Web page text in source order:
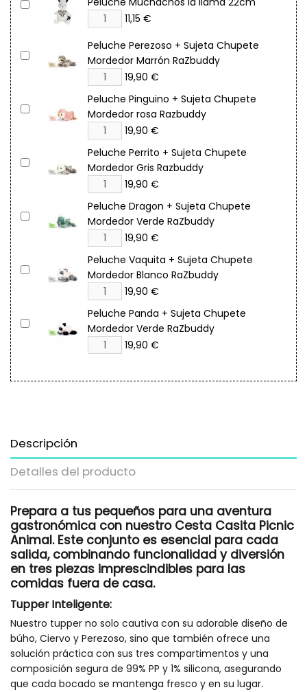
11,15 €
Peluche Perezoso + Sujeta Chupete
Mordedor Marrón RaZbuddy
19,90 €
Peluche Pinguino + Sujeta Chupete
Mordedor rosa Razbuddy
19,90 €
Peluche Perrito + Sujeta Chupete
Mordedor Gris Razbuddy
19,90 €
Peluche Dragon + Sujeta Chupete
Mordedor Verde RaZbuddy
19,90 €
Peluche Vaquita + Sujeta Chupete
Mordedor Blanco RaZbuddy
19,90 €
Peluche Panda + Sujeta Chupete
Mordedor Verde RaZbuddy
19,90 €
Descripción
Detalles del producto
Prepara a tus pequeños para una aventura
gastronómica con nuestro Cesta Casita Picnic
Animal. Este conjunto es esencial para cada
salida, combinando funcionalidad y diversión
en tres piezas imprescindibles para las
comidas fuera de casa.
Tupper Inteligente:
Nuestro tupper no solo cautiva con su adorable diseño de
búho, Ciervo y Perezoso, sino que también ofrece una
solución práctica con sus tres compartimentos y una
composición segura de 99% PP y 1% silicona, asegurando
que cada bocado se mantenga fresco y en su lugar.